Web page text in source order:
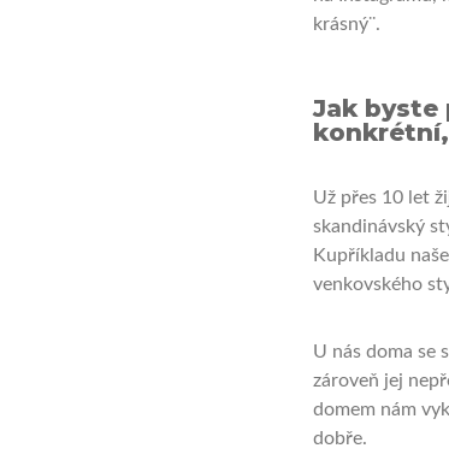
krásný¨.
Jak byste
Už přes 10 let
skandinávský
Kupříkladu
venkovského
U nás doma se
zároveň jej
domem nám
dobře.